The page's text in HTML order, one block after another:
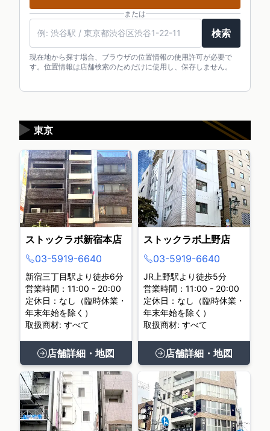
または
検索
現在地から探す場合、ブラウザの位置情報の使用許可が必要で
す。位置情報は店舗検索のためだけに使用し、保存しません。
東京
▶
ストックラボ新宿本店
03-5919-6640
新宿三丁目駅より徒歩6分
営業時間：11:00 - 20:00
定休日：なし（臨時休業・
年末年始を除く）
取扱商材: すべて
店舗詳細・地図
ストックラボ上野店
03-5919-6640
JR上野駅より徒歩5分
営業時間：11:00 - 20:00
定休日：なし（臨時休業・
年末年始を除く）
取扱商材: すべて
店舗詳細・地図